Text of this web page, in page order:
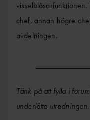
chef, annan högre
avdelningen.
Tänk på att fylla i
underlätta utredningen.